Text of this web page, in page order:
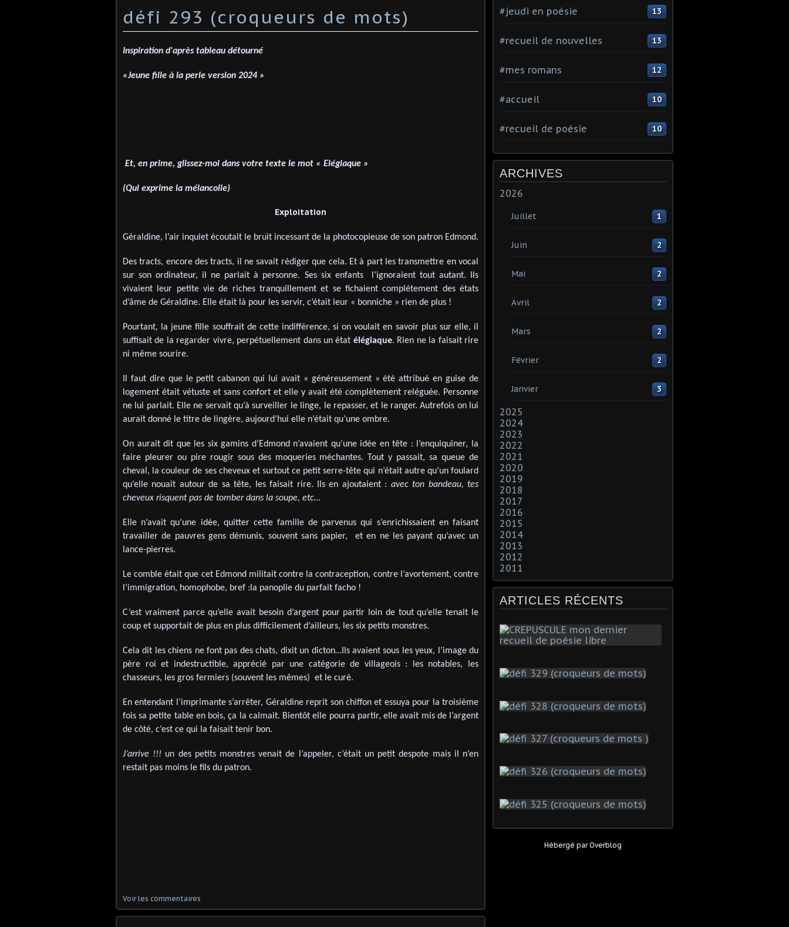
défi 293 (croqueurs de mots)
Inspiration d'après tableau détourné
«Jeune fille à la perle version 2024 »
Et, en prime, glissez-moi dans votre texte le mot « Elégiaque »
(Qui exprime la mélancolie)
Exploitation
Géraldine, l’air inquiet écoutait le bruit incessant de la photocopieuse de son patron Edmond.
Des tracts, encore des tracts, il ne savait rédiger que cela. Et à part les transmettre en vocal
sur son ordinateur, il ne parlait à personne. Ses six enfants l’ignoraient tout autant. Ils
vivaient leur petite vie de riches tranquillement et se fichaient complétement des états
d’âme de Géraldine. Elle était là pour les servir, c’était leur « bonniche » rien de plus !
Pourtant, la jeune fille souffrait de cette indifférence, si on voulait en savoir plus sur elle, il
suffisait de la regarder vivre, perpétuellement dans un état élégiaque. Rien ne la faisait rire
ni même sourire.
Il faut dire que le petit cabanon qui lui avait « généreusement » été attribué en guise de
logement était vétuste et sans confort et elle y avait été complètement reléguée. Personne
ne lui parlait. Elle ne servait qu’à surveiller le linge, le repasser, et le ranger. Autrefois on lui
aurait donné le titre de lingère, aujourd’hui elle n’était qu’une ombre.
On aurait dit que les six gamins d’Edmond n’avaient qu’une idée en tête : l’enquiquiner, la
faire pleurer ou pire rougir sous des moqueries méchantes. Tout y passait, sa queue de
cheval, la couleur de ses cheveux et surtout ce petit serre-tête qui n’était autre qu’un foulard
qu’elle nouait autour de sa tête, les faisait rire. Ils en ajoutaient : avec ton bandeau, tes
cheveux risquent pas de tomber dans la soupe, etc…
Elle n’avait qu’une idée, quitter cette famille de parvenus qui s’enrichissaient en faisant
travailler de pauvres gens démunis, souvent sans papier, et en ne les payant qu’avec un
lance-pierres.
Le comble était que cet Edmond militait contre la contraception, contre l’avortement, contre
l’immigration, homophobe, bref :la panoplie du parfait facho !
C’est vraiment parce qu’elle avait besoin d’argent pour partir loin de tout qu’elle tenait le
coup et supportait de plus en plus difficilement d’ailleurs, les six petits monstres.
Cela dit les chiens ne font pas des chats, dixit un dicton…Ils avaient sous les yeux, l’image du
père roi et indestructible, apprécié par une catégorie de villageois : les notables, les
chasseurs, les gros fermiers (souvent les mêmes) et le curé.
En entendant l’imprimante s’arrêter, Géraldine reprit son chiffon et essuya pour la troisième
fois sa petite table en bois, ça la calmait. Bientôt elle pourra partir, elle avait mis de l’argent
de côté, c’est ce qui la faisait tenir bon.
J’arrive !!! un des petits monstres venait de l’appeler, c’était un petit despote mais il n’en
restait pas moins le fils du patron.
Voir les commentaires
#jeudi en poésie 13
#recueil de nouvelles 13
#mes romans 12
#accueil 10
#recueil de poésie 10
ARCHIVES
2026
Juillet 1
Juin 2
Mai 2
Avril 2
Mars 2
Février 2
Janvier 3
2025
2024
2023
2022
2021
2020
2019
2018
2017
2016
2015
2014
2013
2012
2011
ARTICLES RÉCENTS
Hébergé parOverblog